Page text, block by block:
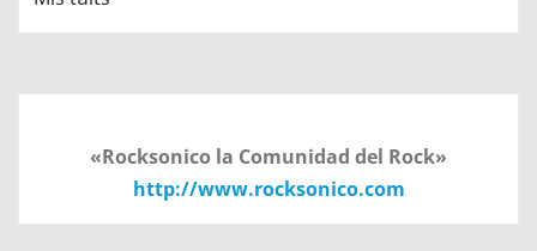
«Rocksonico la Comunidad del Rock»
http://www.rocksonico.com